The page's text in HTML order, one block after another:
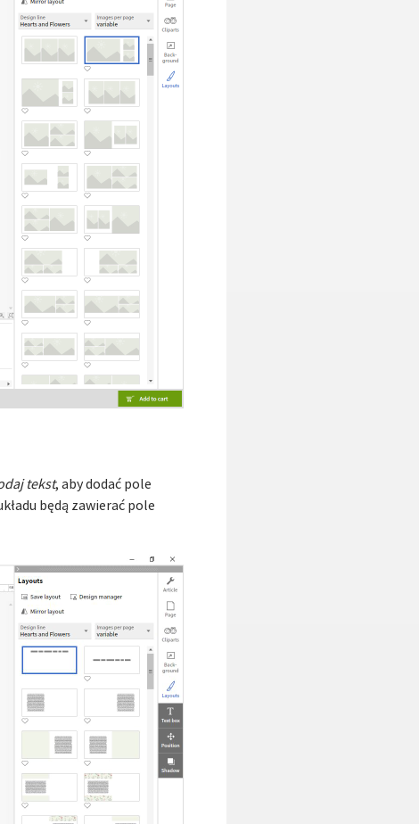
tekst, aby dodać pole
będą zawierać pole